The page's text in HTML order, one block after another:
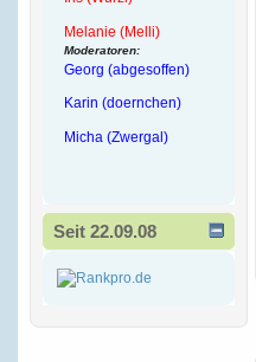
Melanie (Melli)
Moderatoren:
Georg (abgesoffen)
Karin (doernchen)
Micha (Zwergal)
Seit 22.09.08